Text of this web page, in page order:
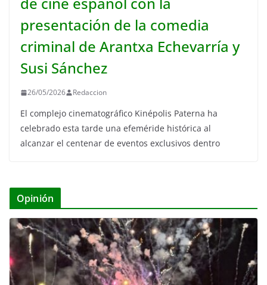
presentación de la comedia
criminal de Arantxa Echevarría y
Susi Sánchez
26/05/2026 Redaccion
El complejo cinematográfico Kinépolis Paterna ha
celebrado esta tarde una efeméride histórica al
alcanzar el centenar de eventos exclusivos dentro
Opinión